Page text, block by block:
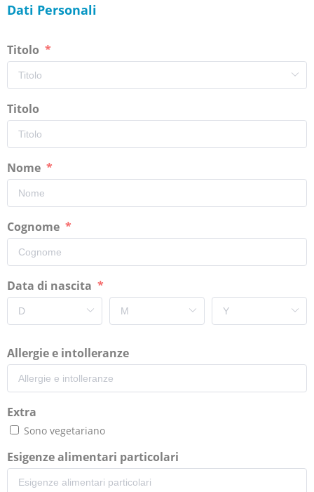
Dati Personali
Titolo
Titolo
Nome
Cognome
Data di nascita
Allergie e intolleranze
Extra
Sono vegetariano
Esigenze alimentari particolari